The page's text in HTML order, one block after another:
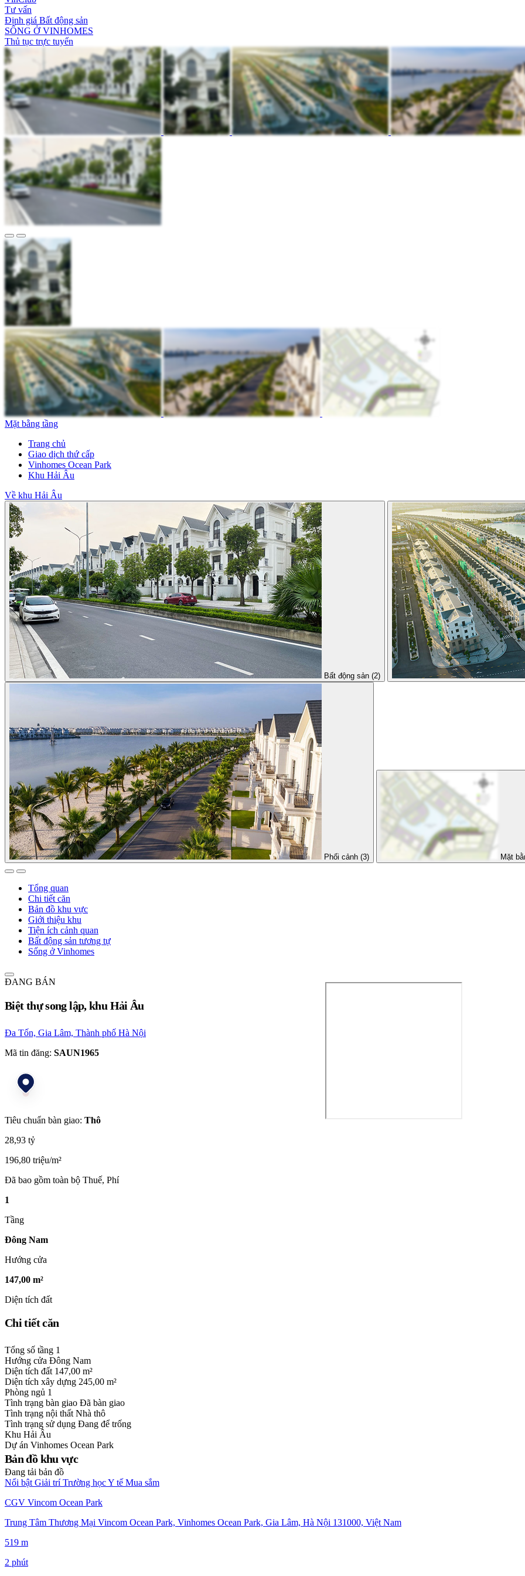
Tư vấn
Định giá Bất động sản
SỐNG Ở VINHOMES
Thủ tục trực tuyến
Mặt bằng tầng
Trang chủ
Giao dịch thứ cấp
Vinhomes Ocean Park
Khu Hải Âu
Về khu Hải Âu
Bất động sản (2)
Phối cảnh (3) Mặt
Tổng quan
Chi tiết căn
Bản đồ khu vực
Giới thiệu khu
Tiện ích cảnh quan
Bất động sản tương tự
Sống ở Vinhomes
ĐANG BÁN
Biệt thự song lập, khu Hải Âu
Đa Tốn, Gia Lâm, Thành phố Hà Nội
Mã tin đăng: SAUN1965
Tiêu chuẩn bàn giao: Thô
28,93 tỷ
196,80 triệu/m²
Đã bao gồm toàn bộ Thuế, Phí
1
Tầng
Đông Nam
Hướng cửa
147,00 m²
Diện tích đất
Chi tiết căn
Tổng số tầng 1
Hướng cửa Đông Nam
Diện tích đất 147,00 m²
Diện tích xây dựng 245,00 m²
Phòng ngủ 1
Tình trạng bàn giao Đã bàn giao
Tình trạng nội thất Nhà thô
Tình trạng sử dụng Đang để trống
Khu Hải Âu
Dự án Vinhomes Ocean Park
Bản đồ khu vực
Đang tải bản đồ
Nổi bật Giải trí Trường họcY tế Mua sắm
CGV Vincom Ocean Park
Trung Tâm Thương Mại Vincom Ocean Park, Vinhomes Ocean Park, Gia Lâm, Hà Nội 131000, Việt Nam
519 m
2 phút